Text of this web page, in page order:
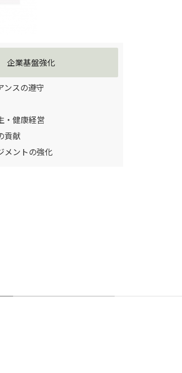
企業基盤強化
ンスの遵守
・健康経営
貢献
メントの強化